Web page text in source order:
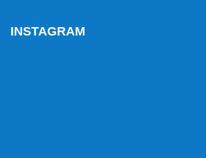
INSTAGRAM